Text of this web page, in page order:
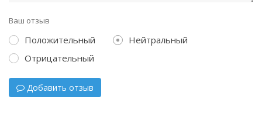
Ваш отзыв
Положительный
Нейтральный
Отрицательный
Добавить отзыв